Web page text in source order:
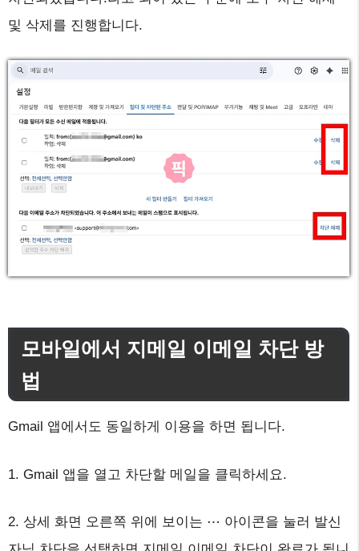
및 삭제를 진행합니다.
모바일에서 지메일 이메일 차단 방
법
Gmail 앱에서도 동일하게 이용을 하면 됩니다.
1. Gmail 앱을 열고 차단할 메일을 클릭하세요.
2. 상세 화면 오른쪽 위에 보이는 ⋯ 아이콘을 눌러 발신